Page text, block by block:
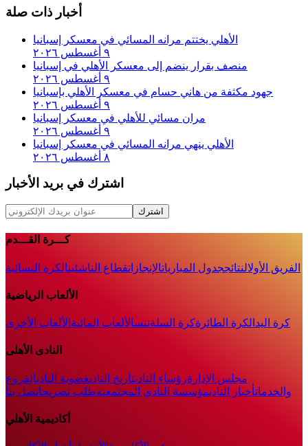
أخبار ذات صلة
الأهلي يختتم مرانه المسائي في معسكر إسبانيا
٩ أغسطس ٢٠٢٦
منصف بقرار ينضم إلى معسكر الأهلي في إسبانيا
٩ أغسطس ٢٠٢٦
جهود مكثفة من هاني حسام في معسكر الأهلي بإسبانيا
٩ أغسطس ٢٠٢٦
مران مسائي للأهلي في معسكر إسبانيا
٩ أغسطس ٢٠٢٦
الأهلي ينهي مرانه المسائي في معسكر إسبانيا
٨ أغسطس ٢٠٢٦
اشترك في بريد الأخبار
اشترك
كـــرة القـــدم
الفريق الأولالنتائججدول المبارياتالإنجازاتقطاع الناشئينالكرة النسائية
الألعاب الرياضية
كرة اليد الكرة الطائرةكرة السلةتنسالألعاب المائية الألعاب الأخرى
النادى الأهلى
مجلس الإدارةرؤساء النادىتاريخ النادىعضوية النادىالفروع
والخدماتأخبار الناديمؤسسة النادي المجتمعيةطلب تصريحاتصل بنا
أكاديمية الأهلي